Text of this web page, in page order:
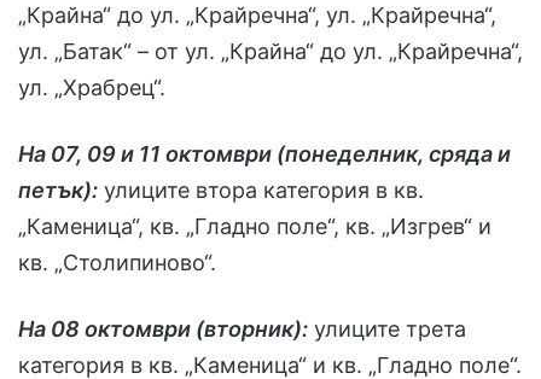
„Крайна“ до ул. „Крайречна“, ул. „Крайречна“,
ул. „Батак“ – от ул. „Крайна“ до ул. „Крайречна“,
ул. „Храбрец“.
На 07, 09 и 11 октомври (понеделник, сряда и
петък): улиците втора категория в кв.
„Каменица“, кв. „Гладно поле“, кв. „Изгрев“ и
кв. „Столипиново“.
На 08 октомври (вторник): улиците трета
категория в кв. „Каменица“ и кв. „Гладно поле“.